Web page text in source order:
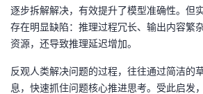
坛
圈
子
的
直
播
我
的
活
我
的
我
逐步拆解解决，有效提升了模型准确性。但
存在明显缺陷：推理过程冗长、输出内容繁
资源，还导致推理延迟增加。
反观人类解决问题的过程，往往通过简洁的
息，快速抓住问题核心推进思考。受此启发